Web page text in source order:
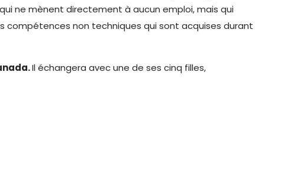
ne mènent directement à aucun emploi, mais qui
compétences non techniques qui sont acquises durant
Il échangera avec une de ses cinq filles,